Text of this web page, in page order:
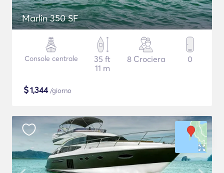
Marlin 350 SF
Console centrale
35 ft
11 m
8 Crociera 0
$1,344/giorno